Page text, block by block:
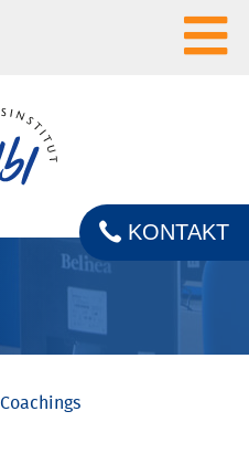
KONTAKT
Coachings